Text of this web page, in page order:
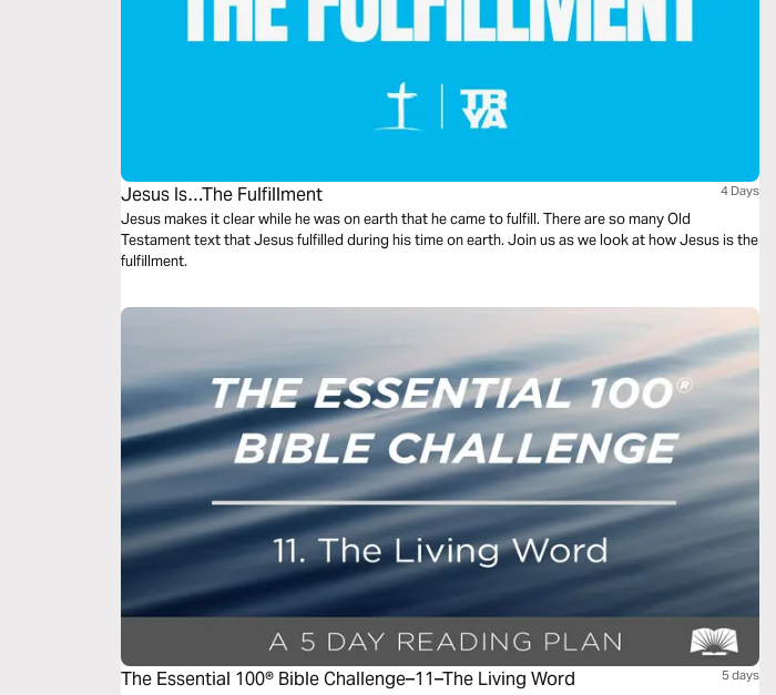
Jesus Is…The Fulfillment 4 Days
Jesus makes it clear while he was on earth that he came to fulfill. There are so many Old
Testament text that Jesus fulfilled during his time on earth. Join us as we look at how Jesus is the
fulfillment.
The Essential 100® Bible Challenge–11–The Living Word 5 days